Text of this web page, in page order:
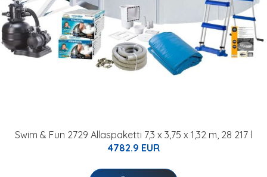
Swim & Fun 2729 Allaspaketti 7,3 x 3,75 x 1,32 m, 28 217 l
4782.9 EUR